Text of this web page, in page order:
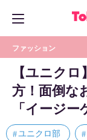
ファッション
【ユニク
方！面倒な
「イージー
ユニクロ部